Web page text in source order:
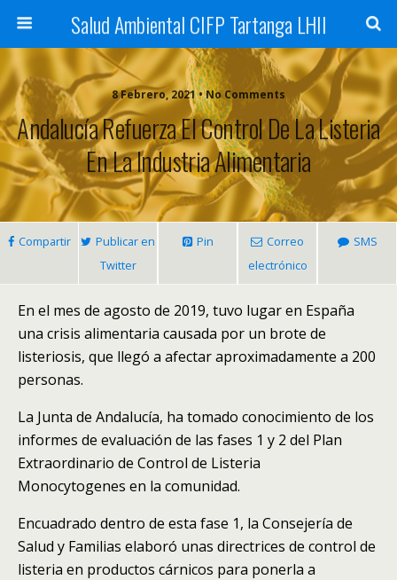
Salud Ambiental CIFP Tartanga LHII
8 Febrero, 2021 • No Comments
Andalucía Refuerza El Control De La Listeria
En La Industria Alimentaria
Compartir
Publicar en
Twitter
Pin
Correo
electrónico
SMS
En el mes de agosto de 2019, tuvo lugar en España
una crisis alimentaria causada por un brote de
listeriosis, que llegó a afectar aproximadamente a 200
personas.
La Junta de Andalucía, ha tomado conocimiento de los
informes de evaluación de las fases 1 y 2 del Plan
Extraordinario de Control de Listeria
Monocytogenes en la comunidad.
Encuadrado dentro de esta fase 1, la Consejería de
Salud y Familias elaboró unas directrices de control de
listeria en productos cárnicos para ponerla a